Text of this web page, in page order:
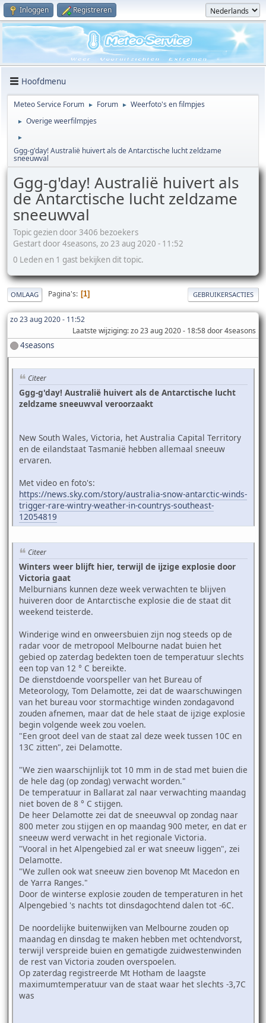
Inloggen Registreren
Hoofdmenu
Meteo Service Forum ► Forum ► Weerfoto's en filmpjes
► Overige weerfilmpjes
►
Ggg-g'day! Australië huivert als de Antarctische lucht zeldzame
sneeuwval
Ggg-g'day! Australië huivert als
de Antarctische lucht zeldzame
sneeuwval
Topic gezien door 3406 bezoekers
Gestart door 4seasons, zo 23 aug 2020 - 11:52
0 Leden en 1 gast bekijken dit topic.
OMLAAG Pagina's 1 GEBRUIKERSACTIES
zo 23 aug 2020 - 11:52
Laatste wijziging: zo 23 aug 2020 - 18:58 door 4seasons
4seasons
Citeer
Ggg-g'day! Australië huivert als de Antarctische lucht
zeldzame sneeuwval veroorzaakt
New South Wales, Victoria, het Australia Capital Territory
en de eilandstaat Tasmanië hebben allemaal sneeuw
ervaren.
Met video en foto's:
https://news.sky.com/story/australia-snow-antarctic-winds-
trigger-rare-wintry-weather-in-countrys-southeast-
12054819
Citeer
Winters weer blijft hier, terwijl de ijzige explosie door
Victoria gaat
Melburnians kunnen deze week verwachten te blijven
huiveren door de Antarctische explosie die de staat dit
weekend teisterde.
Winderige wind en onweersbuien zijn nog steeds op de
radar voor de metropool Melbourne nadat buien het
gebied op zaterdag bedekten toen de temperatuur slechts
een top van 12 ° C bereikte.
De dienstdoende voorspeller van het Bureau of
Meteorology, Tom Delamotte, zei dat de waarschuwingen
van het bureau voor stormachtige winden zondagavond
zouden afnemen, maar dat de hele staat de ijzige explosie
begin volgende week zou voelen.
"Een groot deel van de staat zal deze week tussen 10C en
13C zitten", zei Delamotte.
"We zien waarschijnlijk tot 10 mm in de stad met buien die
de hele dag (op zondag) verwacht worden."
De temperatuur in Ballarat zal naar verwachting maandag
niet boven de 8 ° C stijgen.
De heer Delamotte zei dat de sneeuwval op zondag naar
800 meter zou stijgen en op maandag 900 meter, en dat er
sneeuw werd verwacht in het regionale Victoria.
"Vooral in het Alpengebied zal er wat sneeuw liggen", zei
Delamotte.
"We zullen ook wat sneeuw zien bovenop Mt Macedon en
de Yarra Ranges."
Door de winterse explosie zouden de temperaturen in het
Alpengebied 's nachts tot dinsdagochtend dalen tot -6C.
De noordelijke buitenwijken van Melbourne zouden op
maandag en dinsdag te maken hebben met ochtendvorst,
terwijl verspreide buien en gematigde zuidwestenwinden
de rest van Victoria zouden overspoelen.
Op zaterdag registreerde Mt Hotham de laagste
maximumtemperatuur van de staat waar het slechts -3,7C
was